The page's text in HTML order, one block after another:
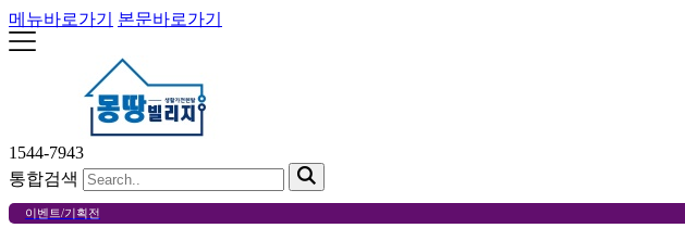
메뉴바로가기 본문바로가기
1544-7943
통합검색
이벤트/기획전